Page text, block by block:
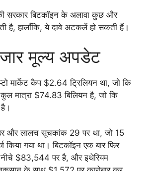
सरकार बिटकॉइन के अलावा कुछ और
है, हालाँकि, ये दावे अटकलें हो सकती हैं।
मूल्य अपडेट
मार्केट कैप $2.64 ट्रिलियन था, जो कि
मात्रा $74.83 बिलियन है, जो कि
और लालच सूचकांक 29 पर था, जो 15
किया गया था। बिटकॉइन एक बार फिर
$83,544 पर है, और इथेरियम